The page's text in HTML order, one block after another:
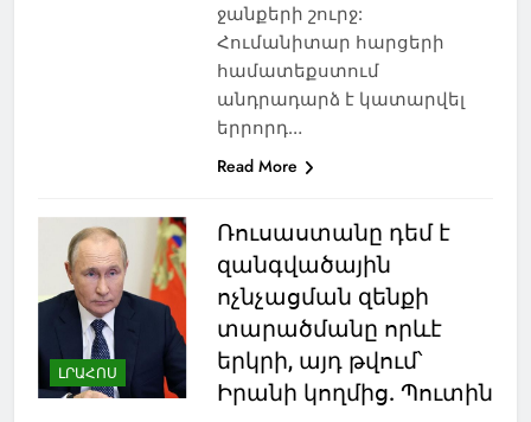
ջանքերի շուրջ:
Հումանիտար հարցերի
համատեքստում
անդրադարձ է կատարվել
երրորդ…
Read More
ԼՐԱՀՈՍ
Ռուսաստանը դեմ է
զանգվածային
ոչնչացման զենքի
տարածմանը որևէ
երկրի, այդ թվում՝
Իրանի կողմից. Պուտին